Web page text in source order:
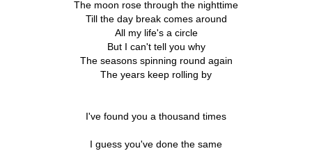
The moon rose through the nighttime
Till the day break comes around
All my life's a circle
But I can't tell you why
The seasons spinning round again
The years keep rolling by
I've found you a thousand times
I guess you've done the same